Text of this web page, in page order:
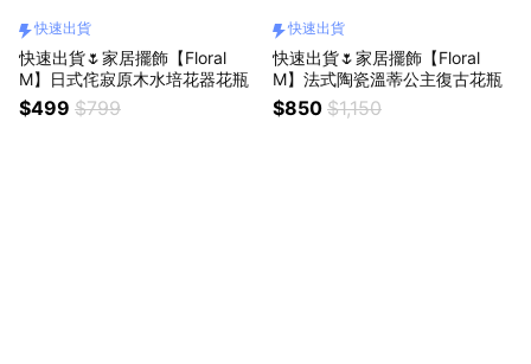
快速出貨
快速出貨🌷家居擺飾【Floral
M】日式侘寂原木水培花器花瓶
$499 $799
快速出貨
快速出貨🌷家居擺飾【Floral
M】法式陶瓷溫蒂公主復古花瓶
$850 $1,150